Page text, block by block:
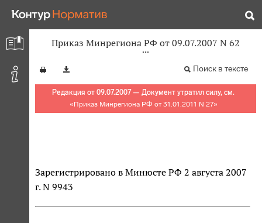
Приказ Минрегиона РФ от 09.07.2007 N 62
Поиск в тексте
Редакция от 09.07.2007 — Документ утратил силу, см.
«Приказ Минрегиона РФ от 31.01.2011 N 27»
Зарегистрировано в Минюсте РФ 2 августа 2007
г. N 9943